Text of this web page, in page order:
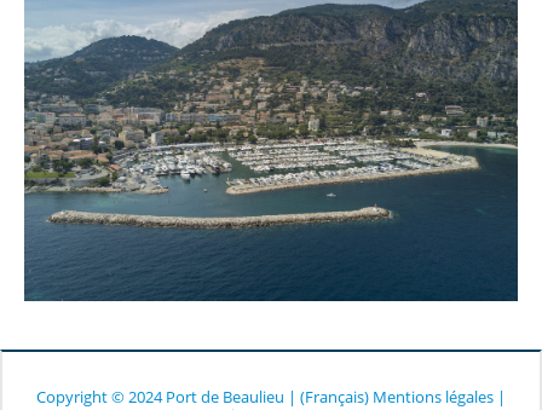
Copyright © 2024 Port de Beaulieu | (Français) Mentions légales |